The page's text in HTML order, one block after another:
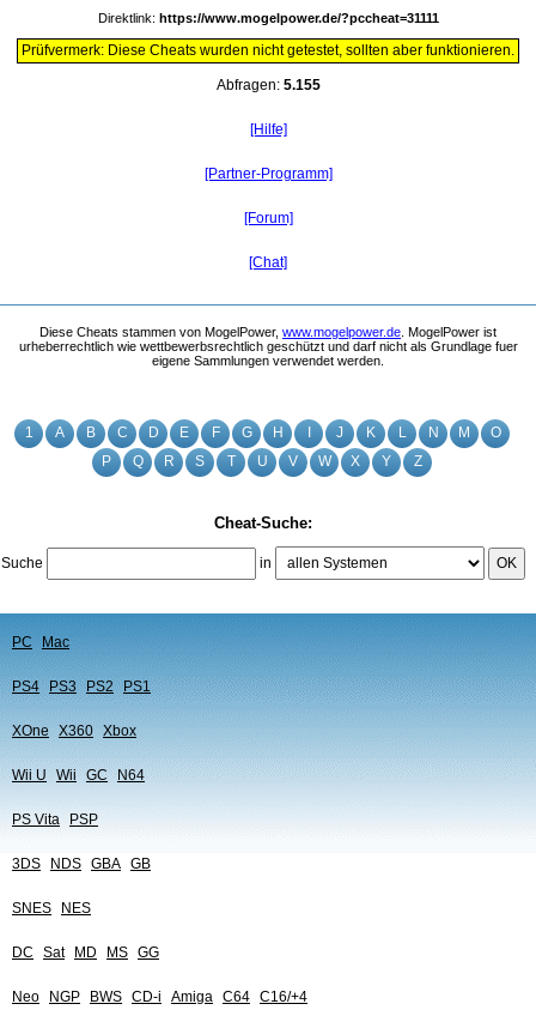
1 A B C D E F G H J K L N M
O
P
Q R S T U V W X Y Z
Cheat-Suche:
Suche in OK
PC Mac
PS4 PS3 PS2 PS1
XOne X360 Xbox
Wii U Wii GC N64
PS Vita PSP
3DS NDS GBA GB
SNES NES
DC Sat MD MS GG
Neo NGP BWS CD-i Amiga C64 C16/+4
Direktlink: https://www.mogelpower.de/?pccheat=31111
Prüfvermerk: Diese Cheats wurden nicht getestet, sollten aber funktionieren.
Abfragen: 5.155
[Hilfe]
[Partner-Programm]
[Forum]
[Chat]
Diese Cheats stammen von MogelPower, www.mogelpower.de . MogelPower ist
urheberrechtlich wie wettbewerbsrechtlich geschützt und darf nicht als Grundlage fuer
eigene Sammlungen verwendet werden.